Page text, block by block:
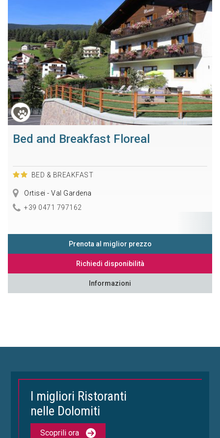
Bed and Breakfast Floreal
BED & BREAKFAST
Ortisei - Val Gardena
+39 0471 797162
Prenota al miglior prezzo
Richiedi disponibilità
Informazioni
I migliori Ristoranti
nelle Dolomiti
Scoprili ora